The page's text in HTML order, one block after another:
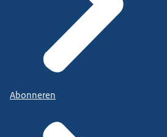
Abonneren